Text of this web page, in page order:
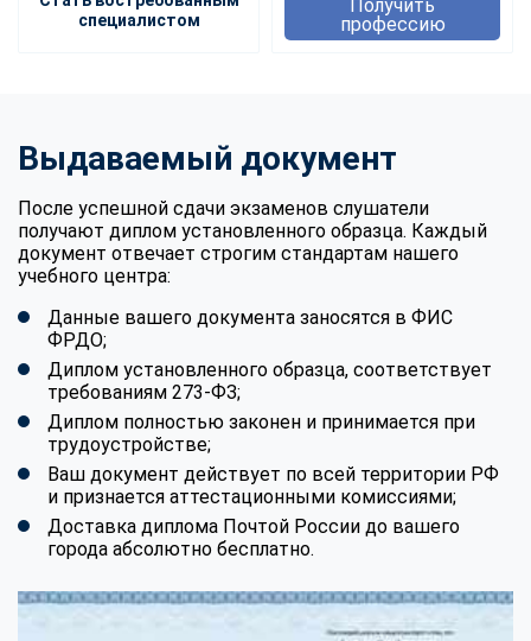
специалистом
Получить
профессию
Выдаваемый документ
После успешной сдачи экзаменов слушатели
получают диплом установленного образца. Каждый
документ отвечает строгим стандартам нашего
учебного центра:
Данные вашего документа заносятся в ФИС
ФРДО;
Диплом установленного образца, соответствует
требованиям 273-ФЗ;
Диплом полностью законен и принимается при
трудоустройстве;
Ваш документ действует по всей территории РФ
и признается аттестационными комиссиями;
Доставка диплома Почтой России до вашего
города абсолютно бесплатно.